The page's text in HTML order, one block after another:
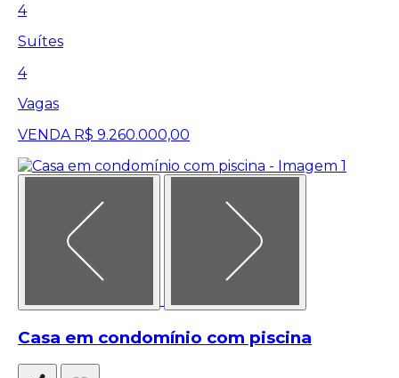
4
Suítes
4
Vagas
VENDA R$ 9.260.000,00
Casa em condomínio com piscina